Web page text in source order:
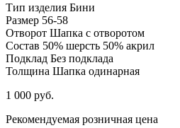
Тип изделия Бини
Размер 56-58
Отворот Шапка с отворотом
Состав 50% шерсть 50% акрил
Подклад Без подклада
Толщина Шапка одинарная
1 000 руб.
Рекомендуемая розничная цена